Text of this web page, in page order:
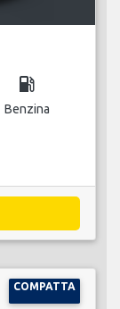
local_gas_station
Benzina
COMPATTA